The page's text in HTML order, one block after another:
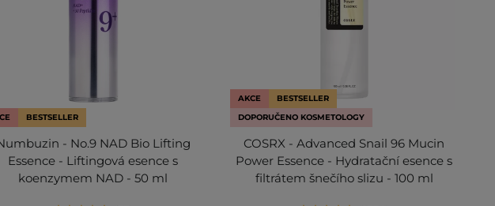
BESTSELLER
- No.9 NAD Bio Lifting
Essence - Liftingová esence s
koenzymem NAD - 50 ml
AKCE
BESTSELLER
DOPORUČENO KOSMETOLOGY
COSRX - Advanced Snail 96 Mucin
Power Essence - Hydratační esence s
filtrátem šnečího slizu - 100 ml